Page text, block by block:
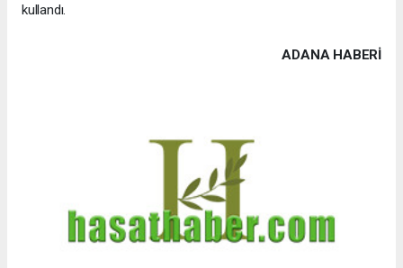
kullandı.
ADANA HABERİ